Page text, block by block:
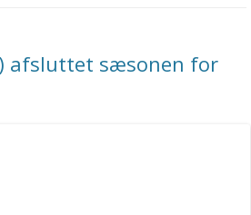
afsluttet sæsonen for